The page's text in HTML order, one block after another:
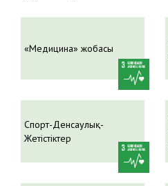
«Медицина» жобасы
Спорт-Денсаулық-
Жетістіктер